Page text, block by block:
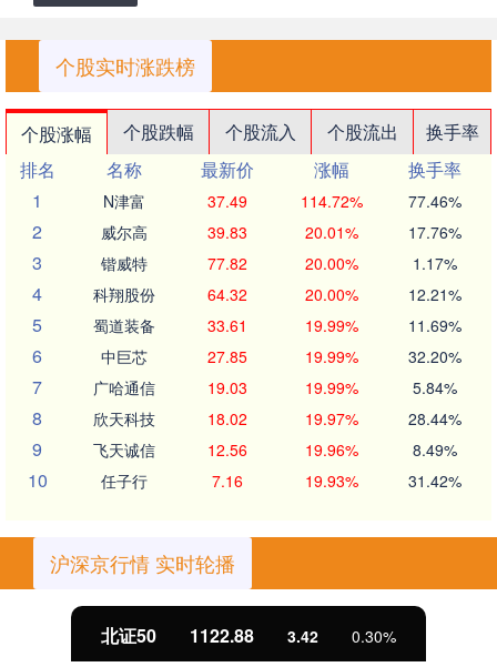
个股实时涨跌榜
个股涨幅 个股跌幅 个股流入 个股流出
换手率
排名
名称 最新价 涨幅
换手率
1
N津富 37.49 114.72% 77.46%
2 威尔高 39.83 20.01% 17.76%
3 锴威特 77.82 20.00% 1.17%
4 科翔股份 64.32 20.00% 12.21%
5 蜀道装备 33.61 19.99% 11.69%
6 中巨芯 27.85 19.99% 32.20%
7 广哈通信 19.03 19.99% 5.84%
8 欣天科技 18.02 19.97% 28.44%
9 飞天诚信 12.56 19.96% 8.49%
10 任子行 7.16 19.93% 31.42%
沪深京行情 实时轮播
北证50 1122.88 3.42 0.30%